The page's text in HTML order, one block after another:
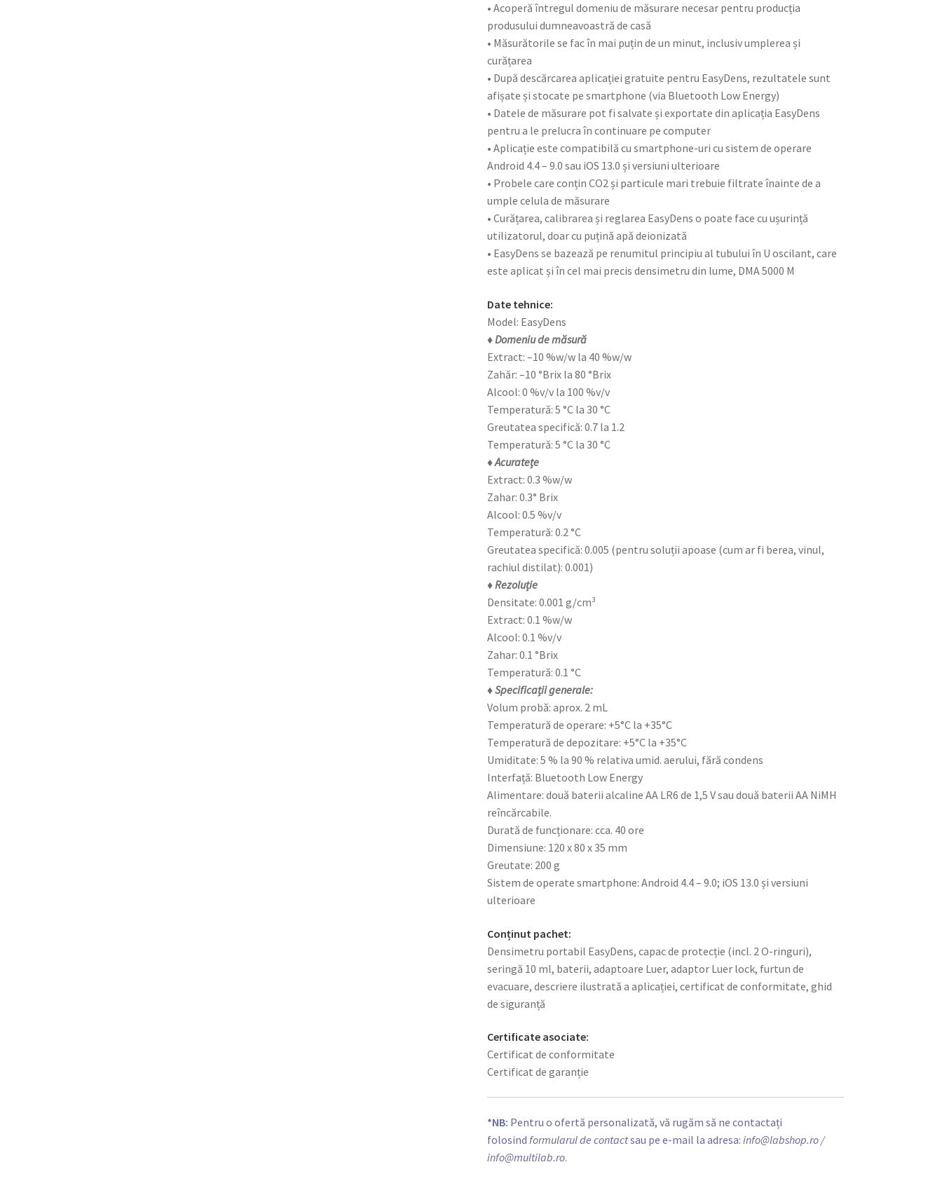
• Acoperă întregul domeniu de măsurare necesar pentru producția
produsului dumneavoastră de casă
• Măsurătorile se fac în mai puțin de un minut, inclusiv umplerea și
curățarea
• După descărcarea aplicației gratuite pentru EasyDens, rezultatele sunt
afișate și stocate pe smartphone (via Bluetooth Low Energy)
• Datele de măsurare pot fi salvate și exportate din aplicația EasyDens
pentru a le prelucra în continuare pe computer
• Aplicație este compatibilă cu smartphone-uri cu sistem de operare
Android 4.4 – 9.0 sau iOS 13.0 și versiuni ulterioare
• Probele care conțin CO2 și particule mari trebuie filtrate înainte de a
umple celula de măsurare
• Curățarea, calibrarea și reglarea EasyDens o poate face cu ușurință
utilizatorul, doar cu puțină apă deionizată
• EasyDens se bazează pe renumitul principiu al tubului în U oscilant, care
este aplicat și în cel mai precis densimetru din lume, DMA 5000 M
Date tehnice:
Model: EasyDens
♦ Domeniu de măsură
Extract: –10 %w/w la 40 %w/w
Zahăr: –10 °Brix la 80 °Brix
Alcool: 0 %v/v la 100 %v/v
Temperatură: 5 °C la 30 °C
Greutatea specifică: 0.7 la 1.2
Temperatură: 5 °C la 30 °C
♦ Acuratețe
Extract: 0.3 %w/w
Zahar: 0.3° Brix
Alcool: 0.5 %v/v
Temperatură: 0.2 °C
Greutatea specifică: 0.005 (pentru soluții apoase (cum ar fi berea, vinul,
rachiul distilat): 0.001)
♦ Rezoluție
Densitate: 0.001 g/cm³
Extract: 0.1 %w/w
Alcool: 0.1 %v/v
Zahar: 0.1 °Brix
Temperatură: 0.1 °C
♦ Specificații generale:
Volum probă: aprox. 2 mL
Temperatură de operare: +5°C la +35°C
Temperatură de depozitare: +5°C la +35°C
Umiditate: 5 % la 90 % relativa umid. aerului, fără condens
Interfață: Bluetooth Low Energy
Alimentare: două baterii alcaline AA LR6 de 1,5 V sau două baterii AA NiMH
reîncărcabile.
Durată de funcționare: cca. 40 ore
Dimensiune: 120 x 80 x 35 mm
Greutate: 200 g
Sistem de operate smartphone: Android 4.4 – 9.0; iOS 13.0 și versiuni
ulterioare
Conținut pachet:
Densimetru portabil EasyDens, capac de protecție (incl. 2 O-ringuri),
seringă 10 ml, baterii, adaptoare Luer, adaptor Luer lock, furtun de
evacuare, descriere ilustrată a aplicației, certificat de conformitate, ghid
de siguranță
Certificate asociate:
Certificat de conformitate
Certificat de garanție
*NB: Pentru o ofertă personalizată, vă rugăm să ne contactați
folosind formularul de contactsau pe e-mail la adresa:info@labshop.ro /
info@multilab.ro.